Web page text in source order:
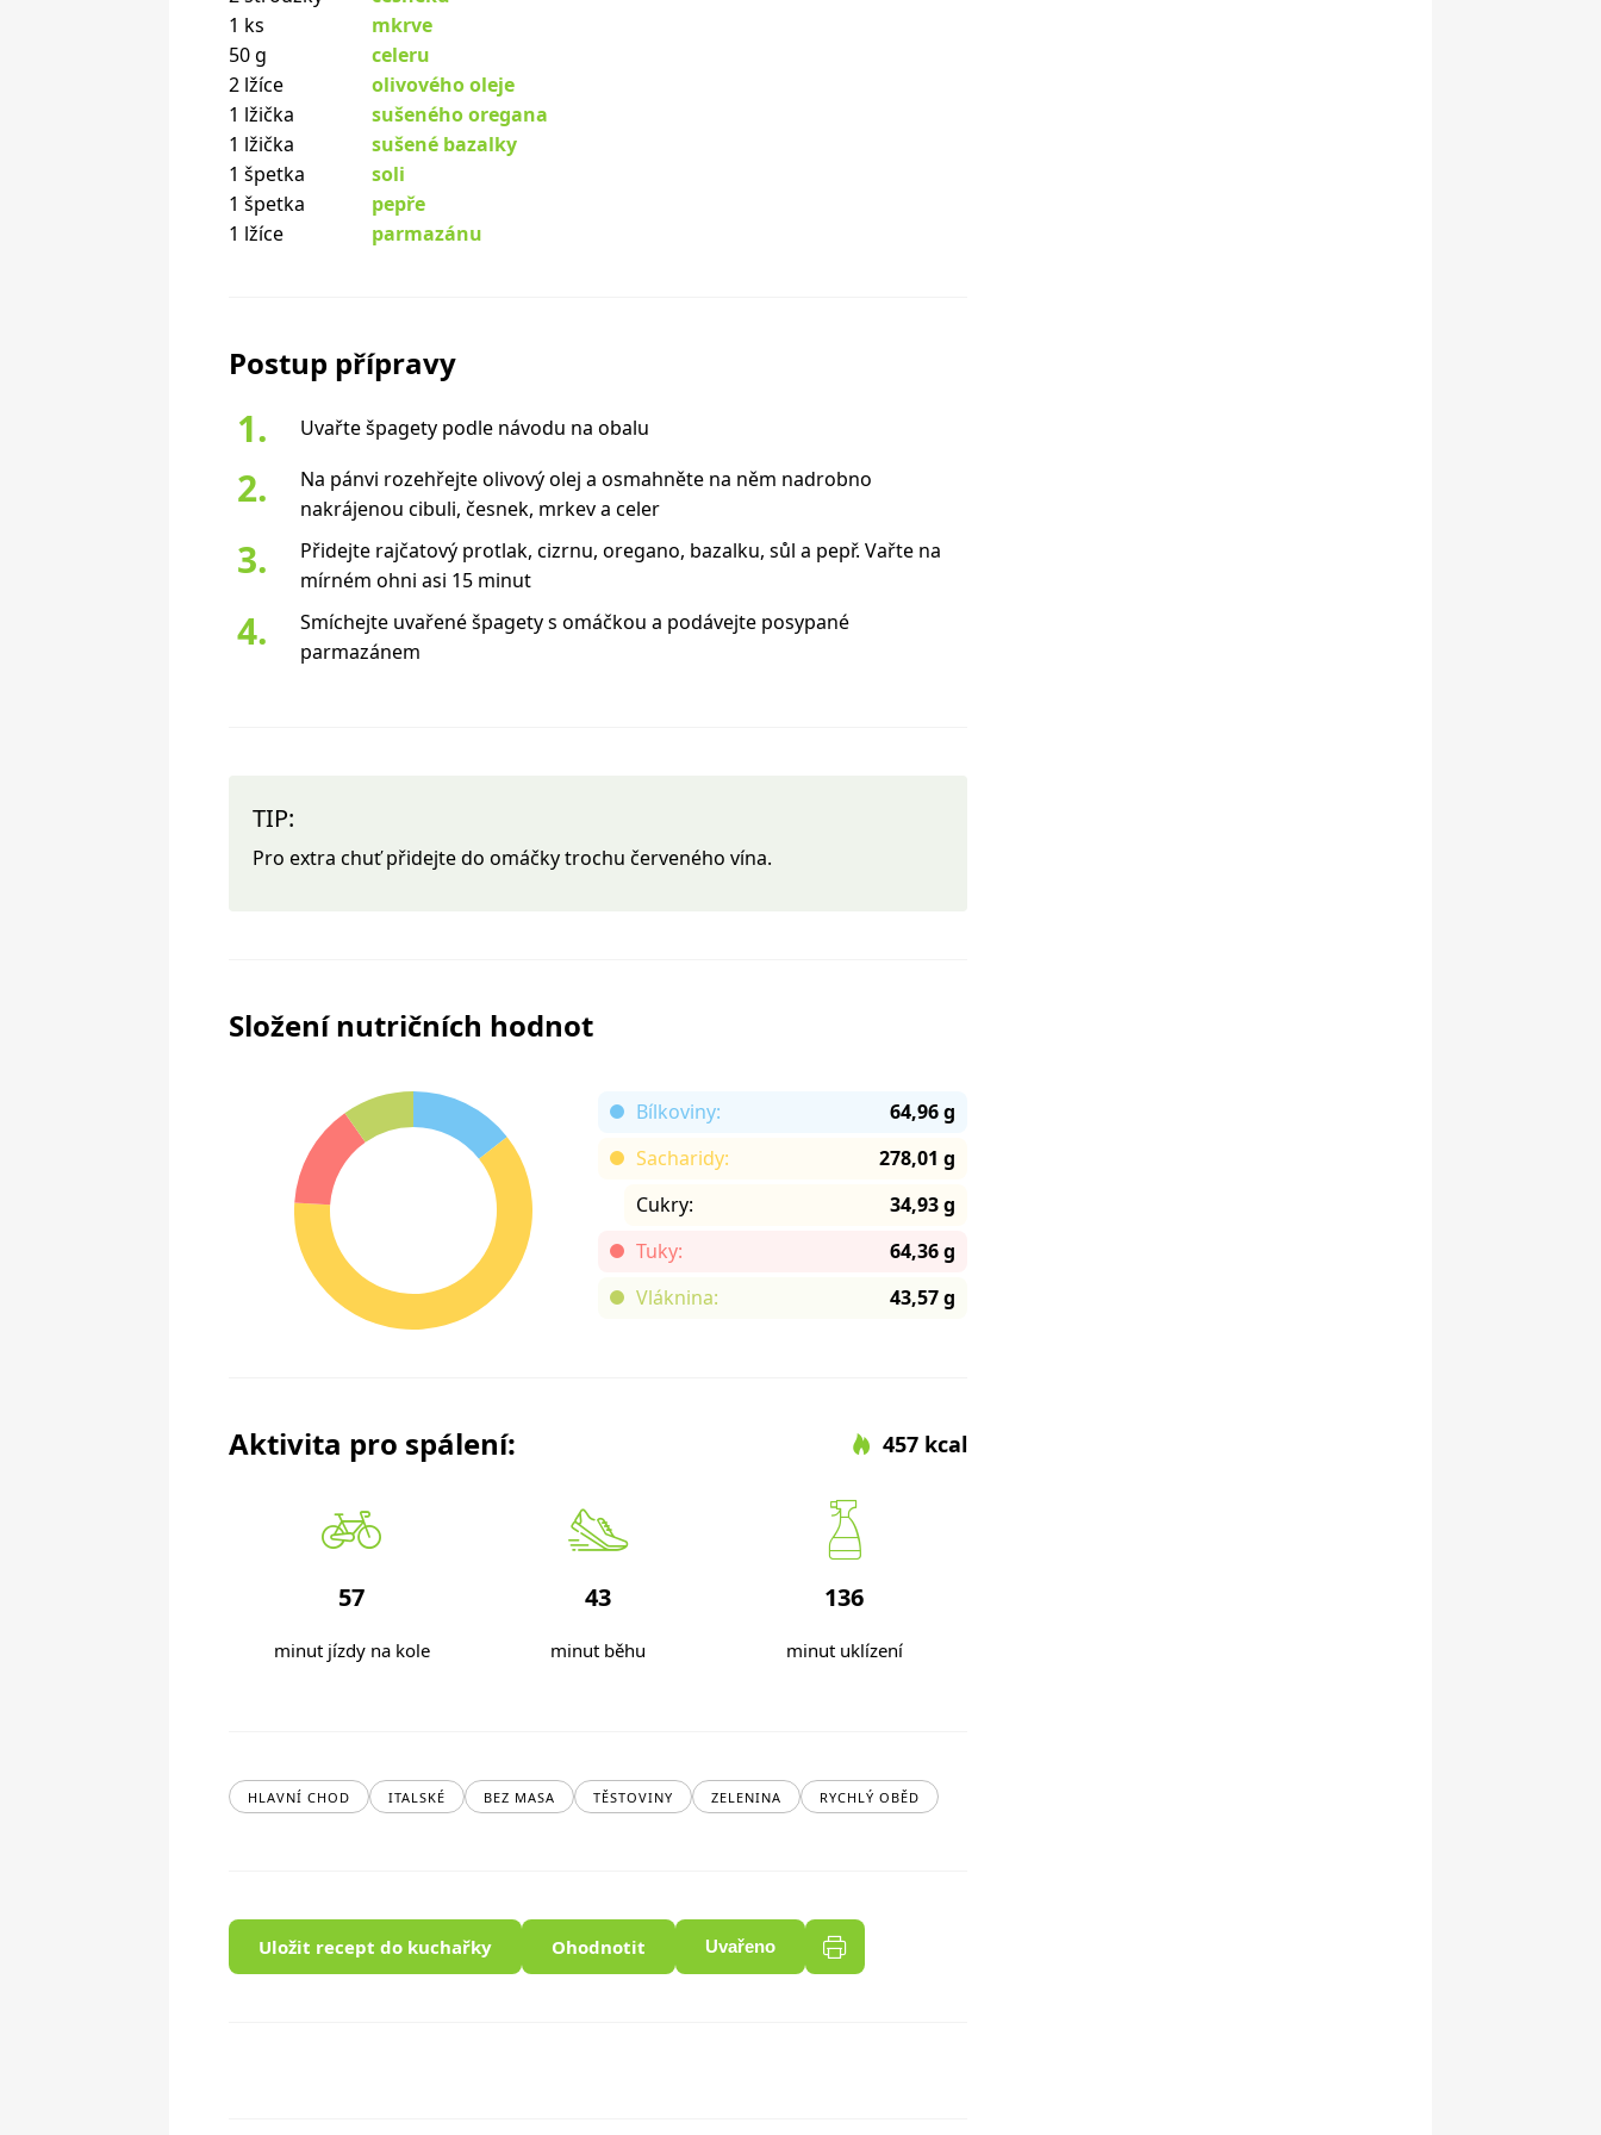
1 ks
mkrve
50 g
celeru
2 lžíce
olivového oleje
1 lžička
sušeného oregana
1 lžička
sušené bazalky
1 špetka
soli
1 špetka
pepře
1 lžíce
parmazánu
Postup přípravy
Uvařte špagety podle návodu na obalu
Na pánvi rozehřejte olivový olej a osmahněte na něm nadrobno
nakrájenou cibuli, česnek, mrkev a celer
Přidejte rajčatový protlak, cizrnu, oregano, bazalku, sůl a pepř. Vařte na
mírném ohni asi 15 minut
Smíchejte uvařené špagety s omáčkou a podávejte posypané
parmazánem
TIP:
Pro extra chuť přidejte do omáčky trochu červeného vína.
Složení nutričních hodnot
Bílkoviny:
64,96 g
Sacharidy:
278,01 g
Cukry:
34,93 g
Tuky:
64,36 g
Vláknina:
43,57 g
Aktivita pro spálení: 457 kcal
57
minut jízdy na kole
43
minut běhu
136
minut uklízení
HLAVNÍ CHOD ITALSKÉ BEZ MASA TĚSTOVINY ZELENINA RYCHLÝ OBĚD
Uložit recept do kuchařky Ohodnotit Uvařeno